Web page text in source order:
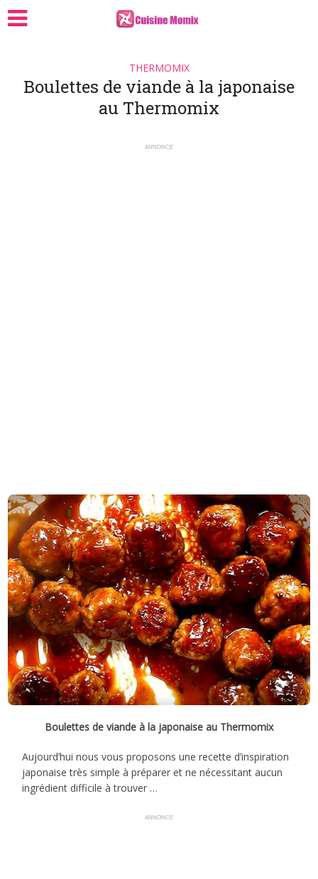
THERMOMIX
Boulettes de viande à la japonaise
au Thermomix
ANNONCE
Boulettes de viande à la japonaise au Thermomix
Aujourd’hui nous vous proposons une recette d’inspiration
japonaise très simple à préparer et ne nécessitant aucun
ingrédient difficile à trouver …
ANNONCE